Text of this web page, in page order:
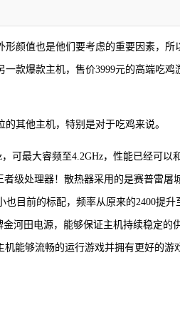
颜值也是他们要考虑的重要因素，所
款爆款主机，售价3999元的高端吃鸡
其他主机，特别是对于吃鸡来说。
可最大睿频至4.2GHz，性能已经可以
级处理器！散热器采用的是赛普雷屠
目前的标配，频率从原来的2400提升
河田电源，能够保证主机持续稳定的
能够流畅的运行游戏并拥有更好的游